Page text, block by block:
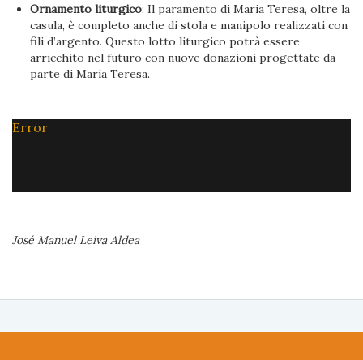
Ornamento liturgico: Il paramento di Maria Teresa, oltre la
casula, è completo anche di stola e manipolo realizzati con
fili d’argento. Questo lotto liturgico potrà essere
arricchito nel futuro con nuove donazioni progettate da
parte di María Teresa.
Error
José Manuel Leiva Aldea